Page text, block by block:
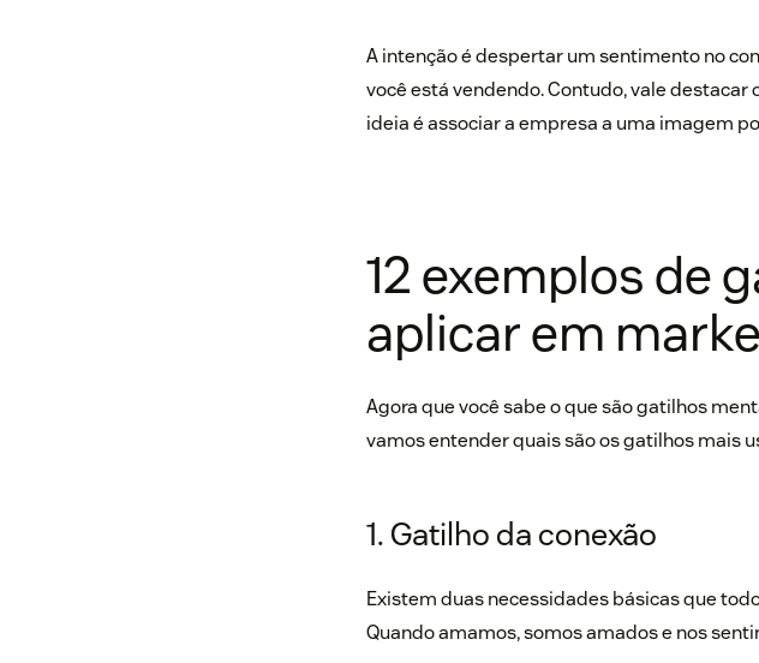
A intenção é despertar um sentimento no
você está vendendo. Contudo, vale
ideia é associar a empresa a uma imagem
12 exemplos de
aplicar em
Agora que você sabe o que são gatilhos
vamos entender quais são os gatilhos mais
1. Gatilho da conexão
Existem duas necessidades básicas que
Quando amamos, somos amados e nos